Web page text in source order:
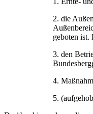
2. die
geboten ist.
3. den
4.
5.